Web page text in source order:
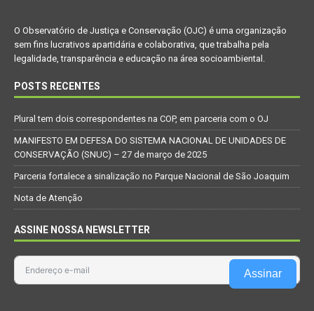
O Observatório de Justiça e Conservação (OJC) é uma organização
sem fins lucrativos apartidária e colaborativa, que trabalha pela
legalidade, transparência e educação na área socioambiental.
POSTS RECENTES
Plural tem dois correspondentes na COP, em parceria com o OJ
MANIFESTO EM DEFESA DO SISTEMA NACIONAL DE UNIDADES DE
CONSERVAÇÃO (SNUC) – 27 de março de 2025
Parceria fortalece a sinalização no Parque Nacional de São Joaquim
Nota de Atenção
ASSINE NOSSA NEWSLETTER
Assinar